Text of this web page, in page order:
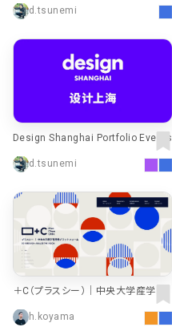
d.tsunemi
Design Shanghai Portfolio Events
d.tsunemi
＋C（プラスシー）｜中央大学産学官
h.koyama